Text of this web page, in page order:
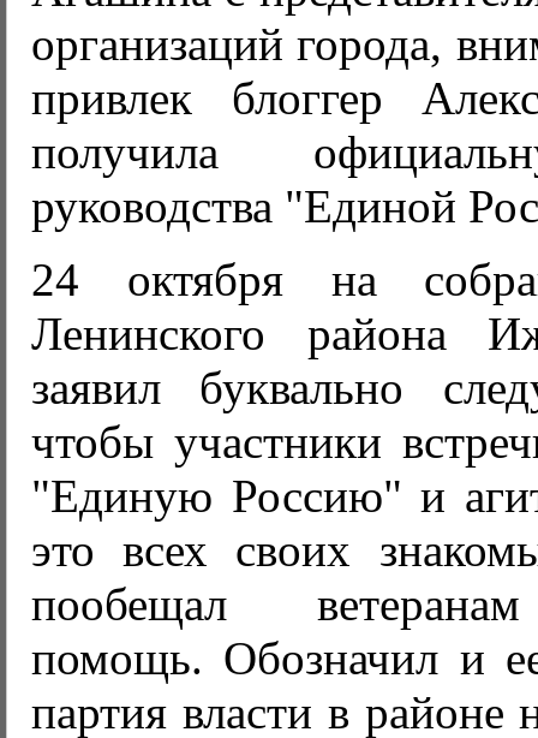
организаций города,
привлек блоггер
получила
руководства "Единой
24 октября на
Ленинского района
заявил буквально
чтобы участники
"Единую Россию" и
это всех своих
пообещал
помощь. Обозначил и
партия власти в районе